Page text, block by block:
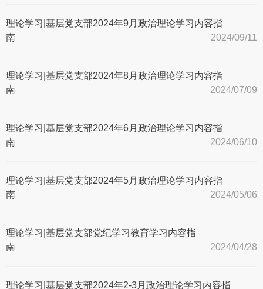
理论学习|基层党支部2024年9月政治理论学习内容指
南
2024/09/11
理论学习|基层党支部2024年8月政治理论学习内容指
南
2024/07/09
理论学习|基层党支部2024年6月政治理论学习内容指
南
2024/06/10
理论学习|基层党支部2024年5月政治理论学习内容指
南
2024/05/06
理论学习|基层党支部党纪学习教育学习内容指
南
2024/04/28
理论学习|基层党支部2024年2-3月政治理论学习内容指